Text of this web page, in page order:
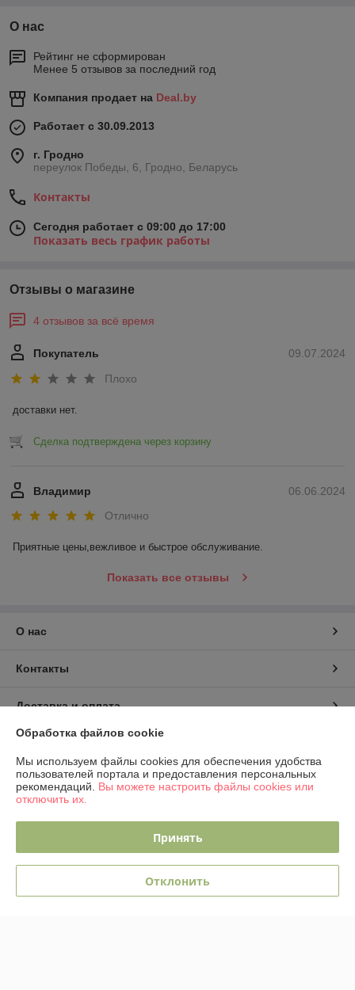
О нас
Рейтинг не сформирован
Менее 5 отзывов за последний год
Компания продает на Deal.by
Работает с 30.09.2013
г. Гродно
переулок Победы, 6, Гродно, Беларусь
Контакты
Сегодня работает с 09:00 до 17:00
Показать весь график работы
Отзывы о магазине
4 отзывов за всё время
09.07.2024
Покупатель
Плохо
доставки нет.
Сделка подтверждена через корзину
06.06.2024
Владимир
Отлично
Приятные цены,вежливое и быстрое обслуживание.
Показать все отзывы
О нас
Контакты
Доставка и оплата
График работы
Полная версия сайта
Сайт создан на платформе Deal.by
Обработка файлов cookie
Мы используем файлы cookies для обеспечения удобства
пользователей портала и предоставления персональных
рекомендаций. Вы можете настроить файлы cookies или
отключить их.
Принять
Отклонить